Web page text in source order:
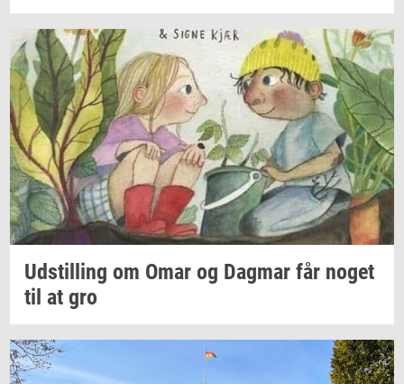
Ud­stil­ling om Omar og Dag­mar får noget
til at gro